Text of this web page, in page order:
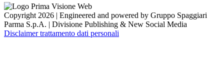
Copyright 2026 | Engineered and powered by Gruppo Spaggiari
Parma S.p.A. | Divisione Publishing & New Social Media
Disclaimer trattamento dati personali